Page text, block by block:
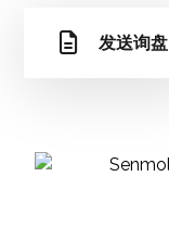
发送询盘